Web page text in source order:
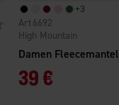
4.7 von 5 Sternen
+3
Damen Fleecemantel
High Mountain
6692
39 €